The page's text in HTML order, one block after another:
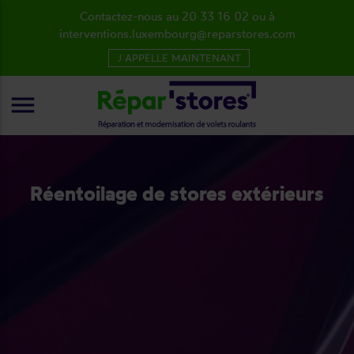
Réentoilage de stores extérieurs
Contactez-nous au 20 33 16 02 ou à
interventions.luxembourg@reparstores.com
J´APPELLE MAINTENANT
menu